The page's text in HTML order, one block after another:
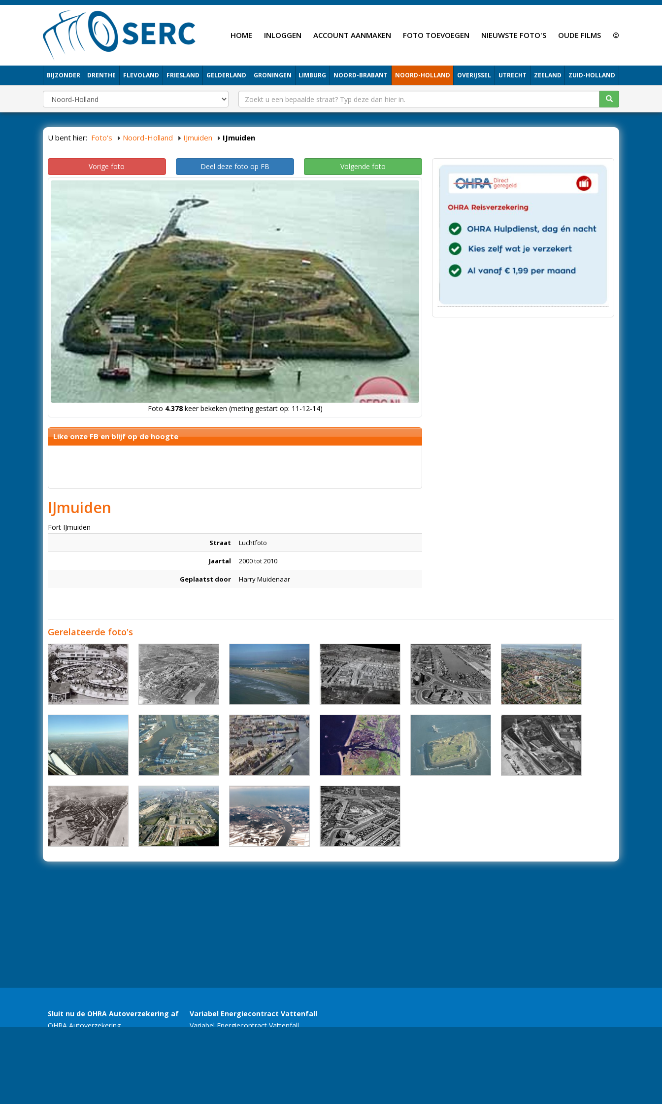
HOME INLOGGEN ACCOUNT AANMAKEN FOTO TOEVOEGEN NIEUWSTE FOTO'S OUDE FILMS ©
BIJZONDER DRENTHE FLEVOLAND FRIESLAND GELDERLAND GRONINGEN LIMBURG NOORD-BRABANT NOORD-HOLLAND OVERIJSSEL UTRECHT ZEELAND ZUID-HOLLAND
U bent hier: Foto's Noord-Holland IJmuiden IJmuiden
Vorige foto Deel deze foto op FB Volgende foto
Foto 4.378keer bekeken (meting gestart op: 11-12-14)
Like onze FB en blijf op de hoogte
IJmuiden
Fort IJmuiden
Straat Luchtfoto
Jaartal 2000 tot 2010
Geplaatst door Harry Muidenaar
Gerelateerde foto's